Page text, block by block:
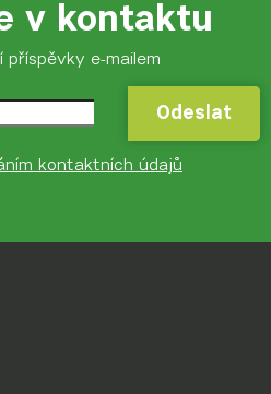
v kontaktu
příspěvky e-mailem
Odeslat
Odeslat
kontaktních údajů